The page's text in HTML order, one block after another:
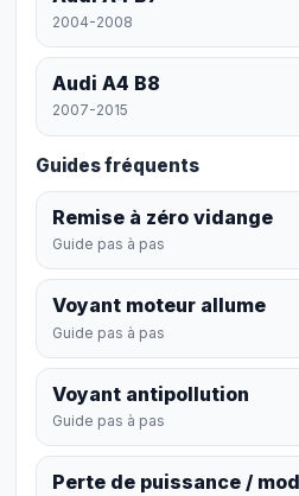
2004-2008
Audi A4 B8
2007-2015
Guides fréquents
Remise à zéro vidange
Guide pas à pas
Voyant moteur allume
Guide pas à pas
Voyant antipollution
Guide pas à pas
Perte de puissance /